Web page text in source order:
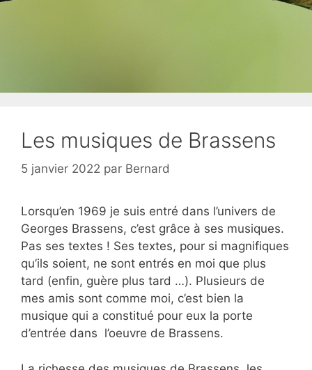
Les musiques de Brassens
5 janvier 2022 par Bernard
Lorsqu’en 1969 je suis entré dans l’univers de
Georges Brassens, c’est grâce à ses musiques.
Pas ses textes ! Ses textes, pour si magnifiques
qu’ils soient, ne sont entrés en moi que plus
tard (enfin, guère plus tard …). Plusieurs de
mes amis sont comme moi, c’est bien la
musique qui a constitué pour eux la porte
d’entrée dans l’oeuvre de Brassens.